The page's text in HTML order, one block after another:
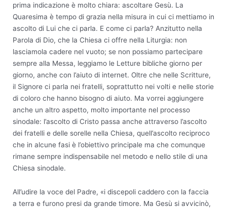
prima indicazione è molto chiara: ascoltare Gesù. La
Quaresima è tempo di grazia nella misura in cui ci mettiamo in
ascolto di Lui che ci parla. E come ci parla? Anzitutto nella
Parola di Dio, che la Chiesa ci offre nella Liturgia: non
lasciamola cadere nel vuoto; se non possiamo partecipare
sempre alla Messa, leggiamo le Letture bibliche giorno per
giorno, anche con l’aiuto di internet. Oltre che nelle Scritture,
il Signore ci parla nei fratelli, soprattutto nei volti e nelle storie
di coloro che hanno bisogno di aiuto. Ma vorrei aggiungere
anche un altro aspetto, molto importante nel processo
sinodale: l’ascolto di Cristo passa anche attraverso l’ascolto
dei fratelli e delle sorelle nella Chiesa, quell’ascolto reciproco
che in alcune fasi è l’obiettivo principale ma che comunque
rimane sempre indispensabile nel metodo e nello stile di una
Chiesa sinodale.
All’udire la voce del Padre, «i discepoli caddero con la faccia
a terra e furono presi da grande timore. Ma Gesù si avvicinò,